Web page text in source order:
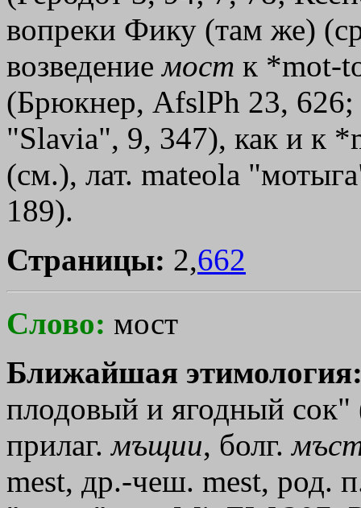
вопреки Фику (там же)
возведениемост к *mot-
(Брюкнер, AfslPh 23,
"Slavia", 9, 347), как и к
(см.), лат. mаtеоlа
189).
Страницы: 2,662
Слово: мост
Ближайшая
плодовый и ягодный
прилаг.мъщии, болг.
mest, др.-чеш. mest, род.